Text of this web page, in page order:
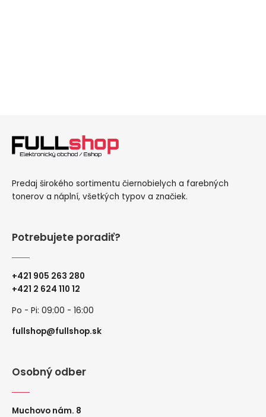
Predaj širokého sortimentu čiernobielych a farebných
tonerov a náplní, všetkých typov a značiek.
Potrebujete poradiť?
+421 905 263 280
+421 2 624 110 12
Po - Pi: 09:00 - 16:00
fullshop@fullshop.sk
Osobný odber
Muchovo nám. 8